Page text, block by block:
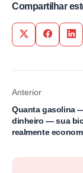
Compartilhar
Share on Twitter
Share on
Anterior
Quanta gasolina
dinheiro — sua
realmente